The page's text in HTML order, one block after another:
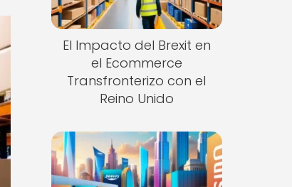
El Impacto del Brexit en
el Ecommerce
Transfronterizo con el
Reino Unido